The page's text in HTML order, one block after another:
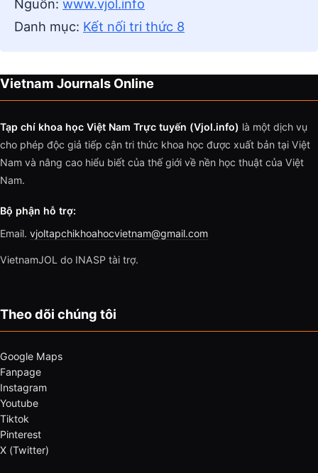
Nguồn: www.vjol.info
Danh mục: Kết nối tri thức 8
Vietnam Journals Online
Tạp chí khoa học Việt Nam Trực tuyến (Vjol.info) là một dịch vụ
cho phép độc giả tiếp cận tri thức khoa học được xuất bản tại Việt
Nam và nâng cao hiểu biết của thế giới về nền học thuật của Việt
Nam.
Bộ phận hỗ trợ:
Email. vjoltapchikhoahocvietnam@gmail.com
VietnamJOL do INASP tài trợ.
Theo dõi chúng tôi
Google Maps
Fanpage
Instagram
Youtube
Tiktok
Pinterest
X (Twitter)